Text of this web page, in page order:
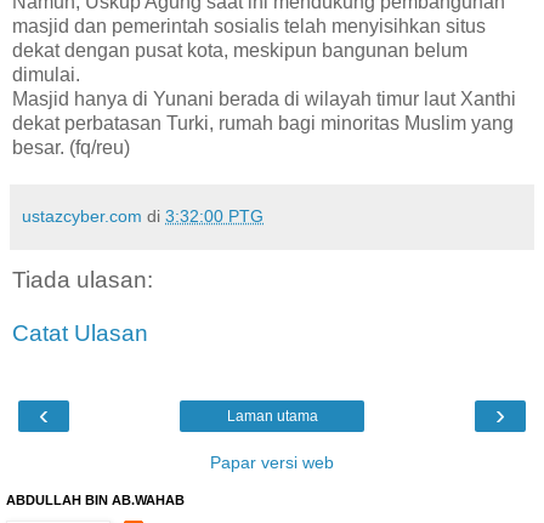
masjid dan pemerintah sosialis telah menyisihkan situs
dekat dengan pusat kota, meskipun bangunan belum
dimulai.
Masjid hanya di Yunani berada di wilayah timur laut Xanthi
dekat perbatasan Turki, rumah bagi minoritas Muslim yang
besar. (fq/reu)
ustazcyber.com di 3:32:00 PTG
Tiada ulasan:
Catat Ulasan
‹ ›
Laman utama
Papar versi web
ABDULLAH BIN AB.WAHAB